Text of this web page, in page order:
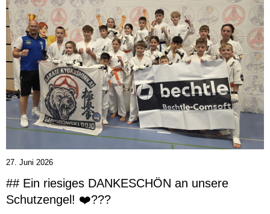
27. Juni 2026
## Ein riesiges DANKESCHÖN an unsere
Schutzengel! ❤️???